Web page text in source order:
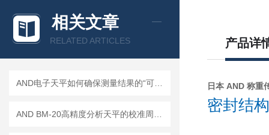
相关文章
RELATED ARTICLES 产品详
日本 AND 称
密封结